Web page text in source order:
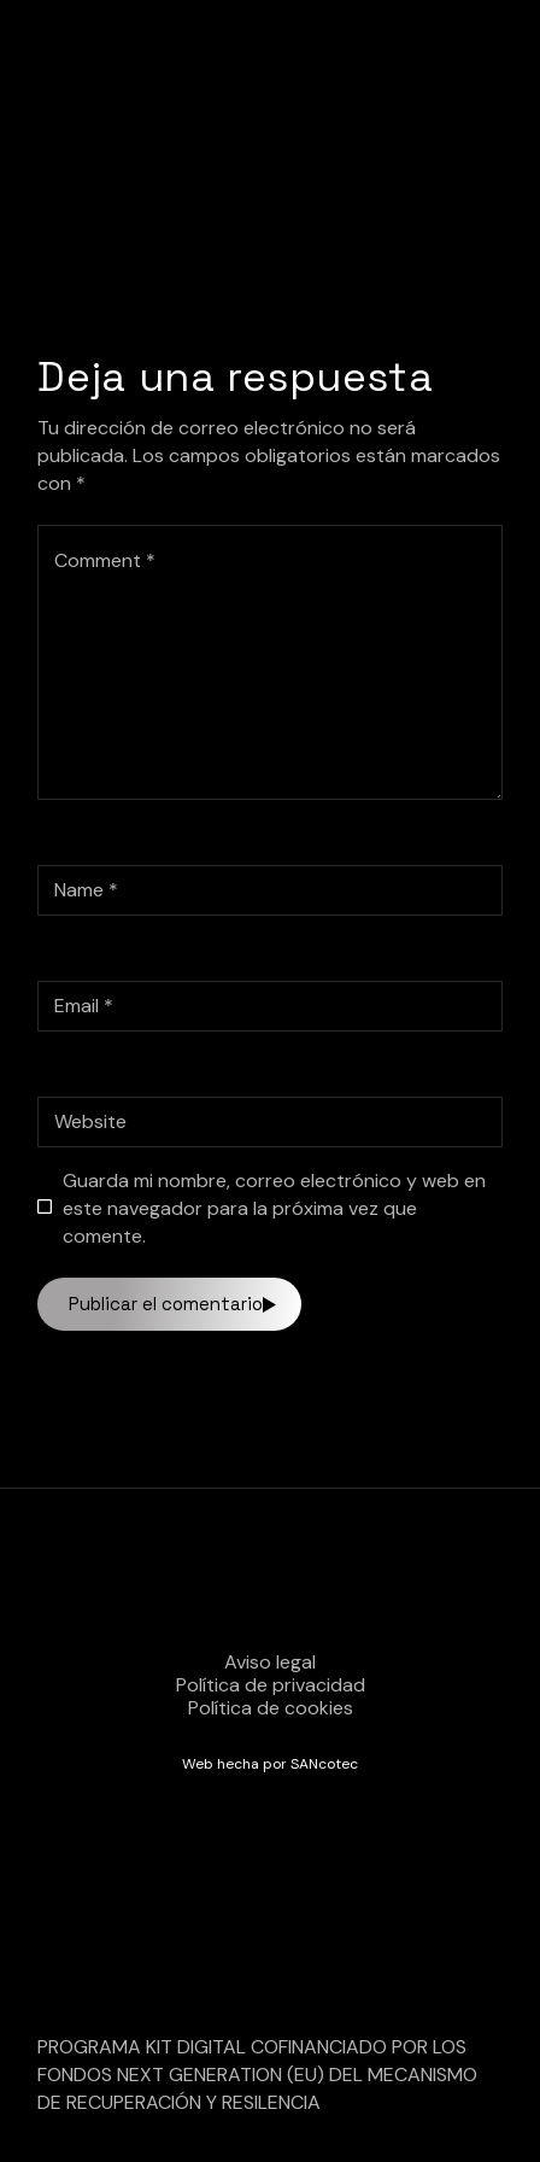
Deja una respuesta
Tu dirección de correo electrónico no será
publicada. Los campos obligatorios están marcados
con *
Guarda mi nombre, correo electrónico y web en
este navegador para la próxima vez que
comente.
Publicar el comentario
Aviso legal
Política de privacidad
Política de cookies
Web hecha por SANcotec
PROGRAMA KIT DIGITAL COFINANCIADO POR LOS
FONDOS NEXT GENERATION (EU) DEL MECANISMO
DE RECUPERACIÓN Y RESILENCIA